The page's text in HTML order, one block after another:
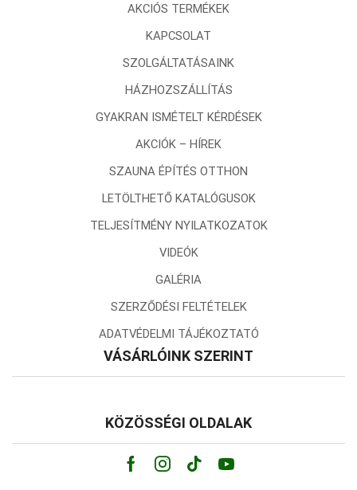
AKCIÓS TERMÉKEK
KAPCSOLAT
SZOLGÁLTATÁSAINK
HÁZHOZSZÁLLÍTÁS
GYAKRAN ISMÉTELT KÉRDÉSEK
AKCIÓK – HÍREK
SZAUNA ÉPÍTÉS OTTHON
LETÖLTHETŐ KATALÓGUSOK
TELJESÍTMÉNY NYILATKOZATOK
VIDEÓK
GALÉRIA
SZERZŐDÉSI FELTÉTELEK
ADATVÉDELMI TÁJÉKOZTATÓ
VÁSÁRLÓINK SZERINT
KÖZÖSSÉGI OLDALAK
Facebook
Instagram
Tik- Youtube